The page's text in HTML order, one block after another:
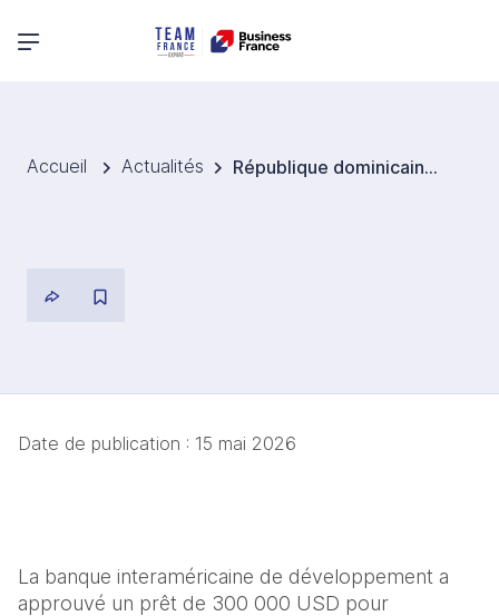
Menu principal
Accueil Actualités République dominicaine – Vers une troisième phase de restauration du centre colonial
Date de publication : 15 mai 2026
La banque interaméricaine de développement a
approuvé un prêt de 300 000 USD pour